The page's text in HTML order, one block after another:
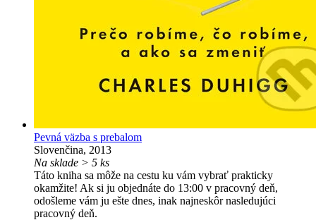
Pevná väzba s prebalom
Slovenčina, 2013
Na sklade > 5 ks
Táto kniha sa môže na cestu ku vám vybrať prakticky
okamžite! Ak si ju objednáte do 13:00 v pracovný deň,
odošleme vám ju ešte dnes, inak najneskôr nasledujúci
pracovný deň.